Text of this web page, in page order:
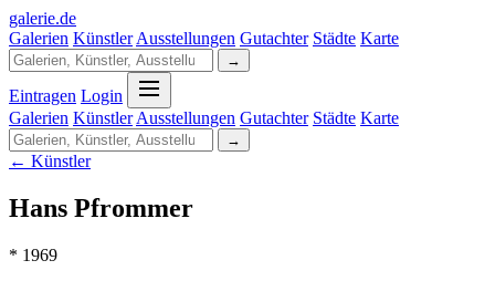
galerie.de
Galerien Künstler Ausstellungen Gutachter Städte Karte
→
Eintragen Login
Galerien Künstler Ausstellungen Gutachter Städte Karte
→
← Künstler
Hans Pfrommer
* 1969